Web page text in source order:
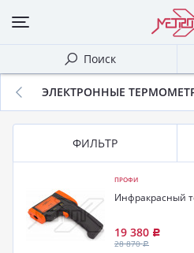
Поиск
ЭЛЕКТРОННЫЕ
ФИЛЬТР
ПРОФИ
Инфракрасный
19 380 Р
28 870Р